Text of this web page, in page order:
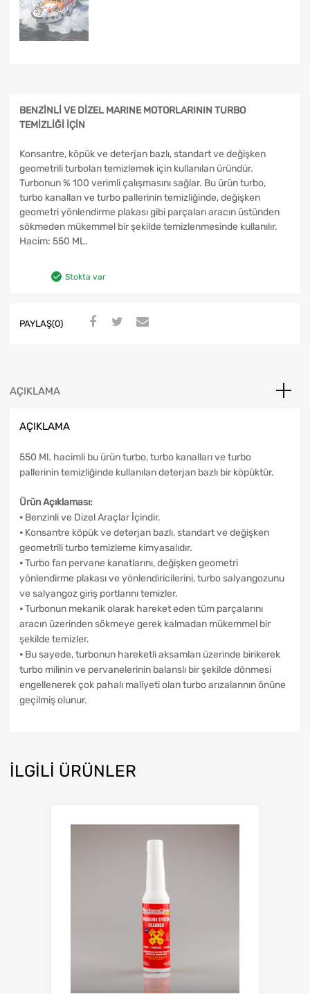
BENZİNLİ VE DİZEL MARINE MOTORLARININ TURBO
TEMİZLİĞİ İÇİN
Konsantre, köpük ve deterjan bazlı, standart ve değişken
geometrili turboları temizlemek için kullanılan üründür.
Turbonun % 100 verimli çalışmasını sağlar. Bu ürün turbo,
turbo kanalları ve turbo pallerinin temizliğinde, değişken
geometri yönlendirme plakası gibi parçaları aracın üstünden
sökmeden mükemmel bir şekilde temizlenmesinde kullanılır.
Hacim: 550 ML.
Stokta var
PAYLAŞ(0)
AÇIKLAMA
AÇIKLAMA
550 Ml. hacimli bu ürün turbo, turbo kanalları ve turbo
pallerinin temizliğinde kullanılan deterjan bazlı bir köpüktür.
Ürün Açıklaması:
⦁ Benzinli ve Dizel Araçlar İçindir.
⦁ Konsantre köpük ve deterjan bazlı, standart ve değişken
geometrili turbo temizleme kimyasalıdır.
⦁ Turbo fan pervane kanatlarını, değişken geometri
yönlendirme plakası ve yönlendiricilerini, turbo salyangozunu
ve salyangoz giriş portlarını temizler.
⦁ Turbonun mekanik olarak hareket eden tüm parçalarını
aracın üzerinden sökmeye gerek kalmadan mükemmel bir
şekilde temizler.
⦁ Bu sayede, turbonun hareketli aksamları üzerinde birikerek
turbo milinin ve pervanelerinin balanslı bir şekilde dönmesi
engellenerek çok pahalı maliyeti olan turbo arızalarının önüne
geçilmiş olunur.
İLGILI ÜRÜNLER